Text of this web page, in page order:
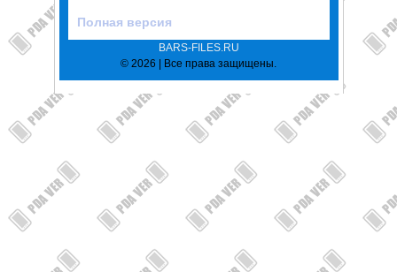
Полная версия
BARS-FILES.RU
© 2026 | Все права защищены.